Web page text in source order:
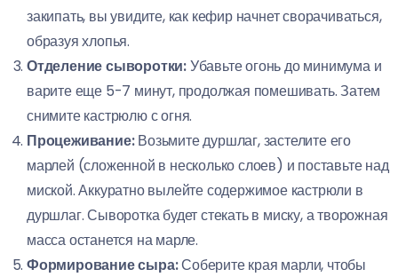
закипать, вы увидите, как кефир начнет сворачиваться,
образуя хлопья.
Отделение сыворотки:Убавьте огонь до минимума и
варите еще 5-7 минут, продолжая помешивать. Затем
снимите кастрюлю с огня.
Процеживание:Возьмите дуршлаг, застелите его
марлей (сложенной в несколько слоев) и поставьте над
миской. Аккуратно вылейте содержимое кастрюли в
дуршлаг. Сыворотка будет стекать в миску, а творожная
масса останется на марле.
Формирование сыра:Соберите края марли, чтобы